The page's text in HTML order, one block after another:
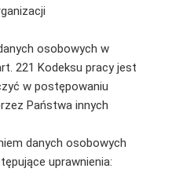
osobowych w
221 Kodeksu pracy jest
w postępowaniu
Państwa innych
danych osobowych
uprawnienia: